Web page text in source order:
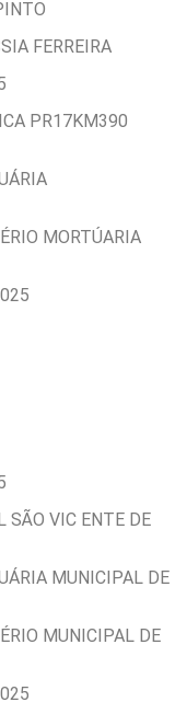
FERREIRA
PR17KM390
MORTÚARIA
SÃO VIC ENTE DE
MUNICIPAL DE
MUNICIPAL DE